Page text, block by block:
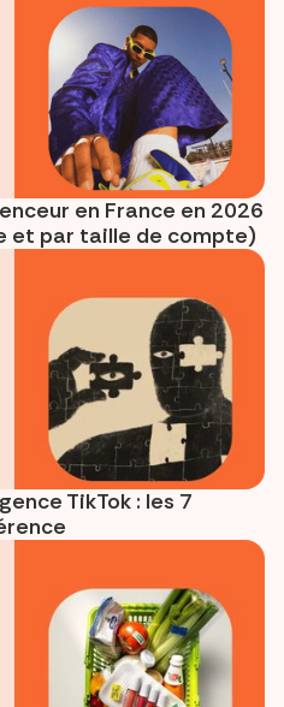
en France en 2026
et par taille de compte)
TikTok : les 7